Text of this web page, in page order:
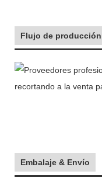
Flujo de producción
Embalaje & Envío